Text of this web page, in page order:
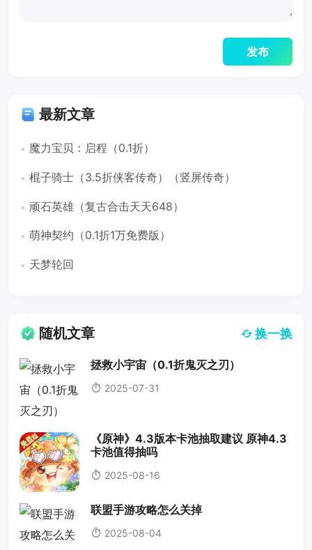
最新文章
魔力宝贝：启程（0.1折）
棍子骑士（3.5折侠客传奇）（竖屏传奇）
顽石英雄（复古合击天天648）
萌神契约（0.1折1万免费版）
天梦轮回
随机文章 换一换
拯救小宇宙（0.1折鬼灭之刃）
2025-07-31
《原神》4.3版本卡池抽取建议 原神4.3
卡池值得抽吗
2025-08-16
联盟手游攻略怎么关掉
2025-08-04